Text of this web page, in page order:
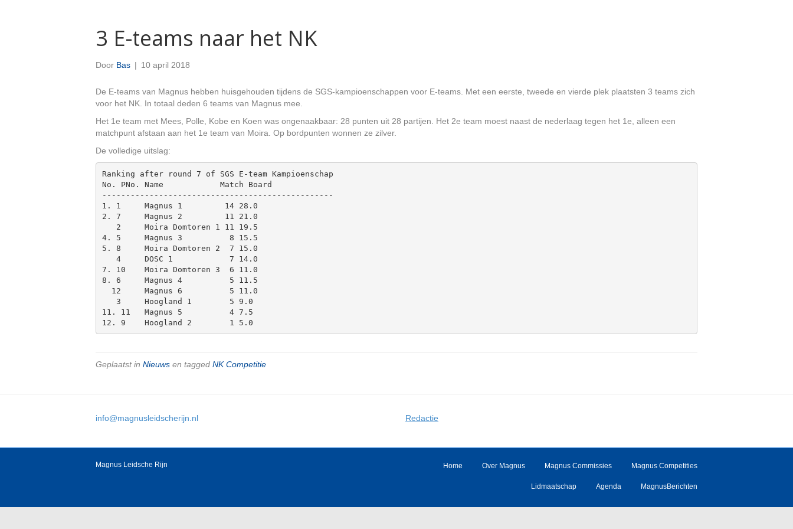
3 E-teams naar het NK
Door Bas | 10 april 2018
De E-teams van Magnus hebben huisgehouden tijdens de SGS-kampioenschappen voor E-teams. Met een eerste, tweede en vierde plek plaatsten 3 teams zich
voor het NK. In totaal deden 6 teams van Magnus mee.
Het 1e team met Mees, Polle, Kobe en Koen was ongenaakbaar: 28 punten uit 28 partijen. Het 2e team moest naast de nederlaag tegen het 1e, alleen een
matchpunt afstaan aan het 1e team van Moira. Op bordpunten wonnen ze zilver.
De volledige uitslag:
Ranking after round 7 of SGS E-team Kampioenschap
No. PNo. Name            Match Board
-------------------------------------------------
1. 1     Magnus 1         14 28.0
2. 7     Magnus 2         11 21.0
   2     Moira Domtoren 1 11 19.5
4. 5     Magnus 3          8 15.5
5. 8     Moira Domtoren 2  7 15.0
   4     DOSC 1            7 14.0
7. 10    Moira Domtoren 3  6 11.0
8. 6     Magnus 4          5 11.5
  12     Magnus 6          5 11.0
   3     Hoogland 1        5 9.0
11. 11   Magnus 5          4 7.5
12. 9    Hoogland 2        1 5.0
Geplaatst in Nieuws en tagged NK Competitie
info@magnusleidscherijn.nl Redactie
Magnus Leidsche Rijn Home Over Magnus Magnus Commissies Magnus Competities
Lidmaatschap Agenda MagnusBerichten